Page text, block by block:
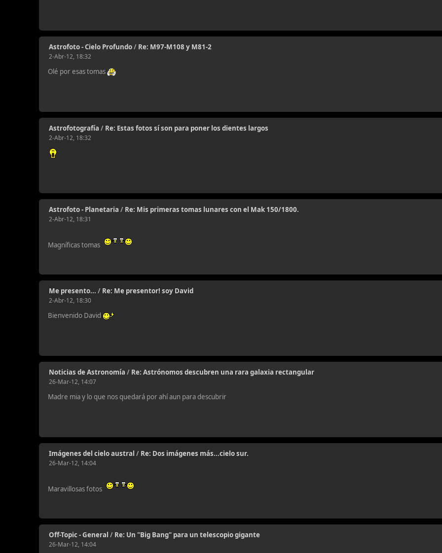
Astrofoto - Cielo Profundo/ Re: M97-M108 y M81-2
2-Abr-12, 18:32
Olé por esas tomas
Astrofotografía / Re: Estas fotos sí son para poner los dientes largos
2-Abr-12, 18:32
Astrofoto - Planetaria / Re: Mis primeras tomas lunares con el Mak 150/1800.
2-Abr-12, 18:31
Magníficas tomas
Me presento... / Re: Me presentor! soy David
2-Abr-12, 18:30
Bienvenido David
Noticias de Astronomía / Re: Astrónomos descubren una rara galaxia rectangular
26-Mar-12, 14:07
Madre mia y lo que nos quedará por ahí aun para descubrir
Imágenes del cielo austral / Re: Dos imágenes más...cielo sur.
26-Mar-12, 14:04
Maravillosas fotos
Off-Topic - General / Re: Un "Big Bang" para un telescopio gigante
26-Mar-12, 14:04